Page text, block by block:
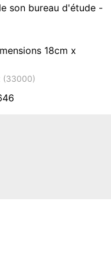
son bureau d'étude -
18cm x
(33000)